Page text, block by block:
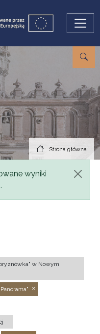
Strona główna
wyniki
w Nowym